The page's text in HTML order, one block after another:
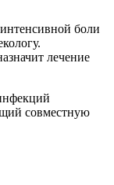
боли
лечение
совместную